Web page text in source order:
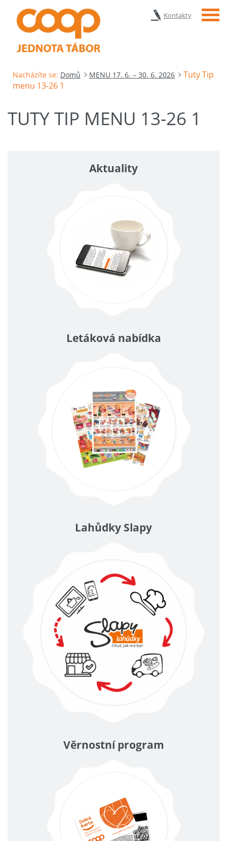
Kontakty Menu
Nacházíte se: Domů MENU 17. 6. – 30. 6. 2026
Tuty Tip
menu 13-26 1
TUTY TIP MENU 13-26 1
Aktuality
Letáková nabídka
Lahůdky Slapy
Věrnostní program